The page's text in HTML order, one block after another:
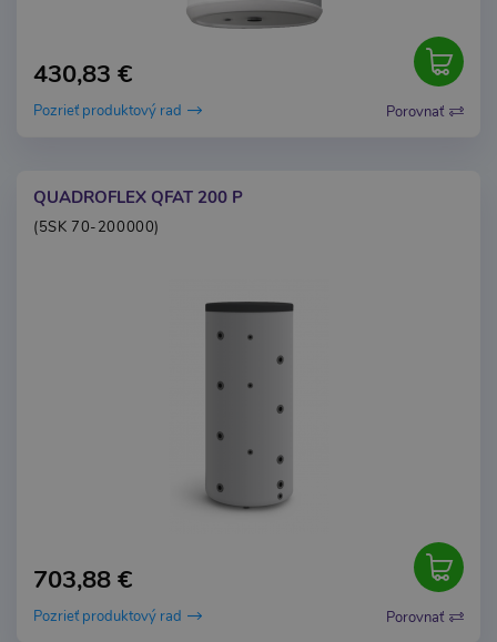
430,83 €
Pozrieť produktový rad Porovnať
QUADROFLEX QFAT 200 P
(5SK 70-200000)
703,88 €
Pozrieť produktový rad Porovnať